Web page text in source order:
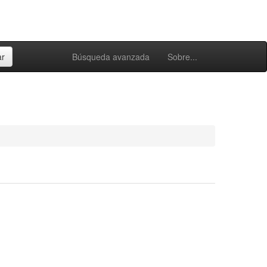
Búsqueda avanzada Sobre...